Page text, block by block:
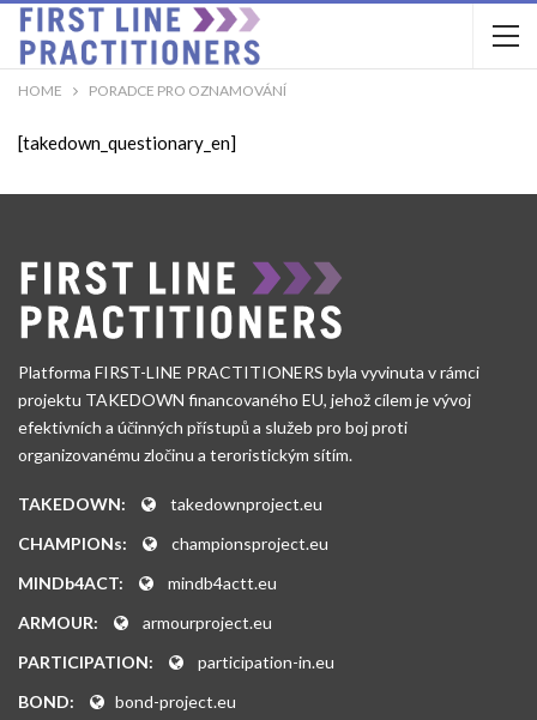
HOME PORADCE PRO OZNAMOVÁNÍ
[takedown_questionary_en]
Platforma FIRST-LINE PRACTITIONERS byla vyvinuta v rámci
projektu TAKEDOWN financovaného EU, jehož cílem je vývoj
efektivních a účinných přístupů a služeb pro boj proti
organizovanému zločinu a teroristickým sítím.
TAKEDOWN:
takedownproject.eu
CHAMPIONs:
championsproject.eu
MINDb4ACT:
mindb4actt.eu
ARMOUR:
armourproject.eu
PARTICIPATION:
participation-in.eu
BOND:
bond-project.eu